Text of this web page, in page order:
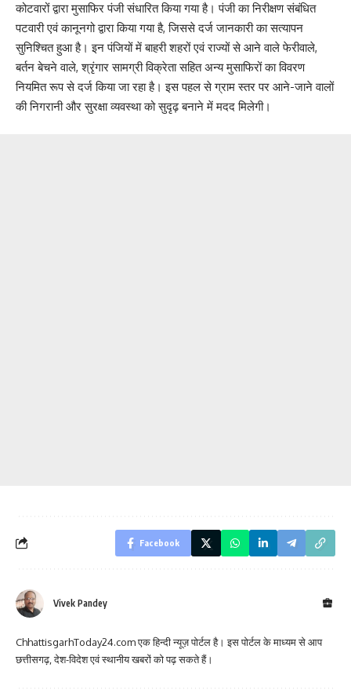
कोटवारों द्वारा मुसाफिर पंजी संधारित किया गया है। पंजी का निरीक्षण संबंधित
पटवारी एवं कानूनगो द्वारा किया गया है, जिससे दर्ज जानकारी का सत्यापन
सुनिश्चित हुआ है। इन पंजियों में बाहरी शहरों एवं राज्यों से आने वाले फेरीवाले,
बर्तन बेचने वाले, श्रृंगार सामग्री विक्रेता सहित अन्य मुसाफिरों का विवरण
नियमित रूप से दर्ज किया जा रहा है। इस पहल से ग्राम स्तर पर आने-जाने वालों
की निगरानी और सुरक्षा व्यवस्था को सुदृढ़ बनाने में मदद मिलेगी।
Facebook
Vivek Pandey
ChhattisgarhToday24.com एक हिन्दी न्यूज़ पोर्टल है। इस पोर्टल के माध्यम से आप
छत्तीसगढ़, देश-विदेश एवं स्थानीय खबरों को पढ़ सकते हैं।